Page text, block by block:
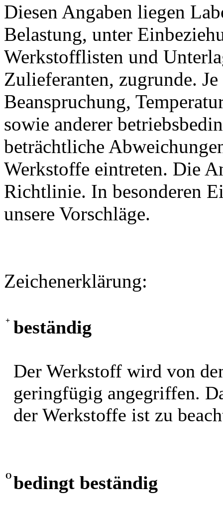
Diesen Angaben liegen
Belastung, unter
Werkstofflisten und
Zulieferanten, zugrunde.
Beanspruchung,
sowie anderer
beträchtliche
Werkstoffe eintreten. Die
Richtlinie. In besonderen
unsere Vorschläge.
Zeichenerklärung:
+ beständig
Der Werkstoff wird von
geringfügig angegriffen.
der Werkstoffe ist zu
O bedingt beständig